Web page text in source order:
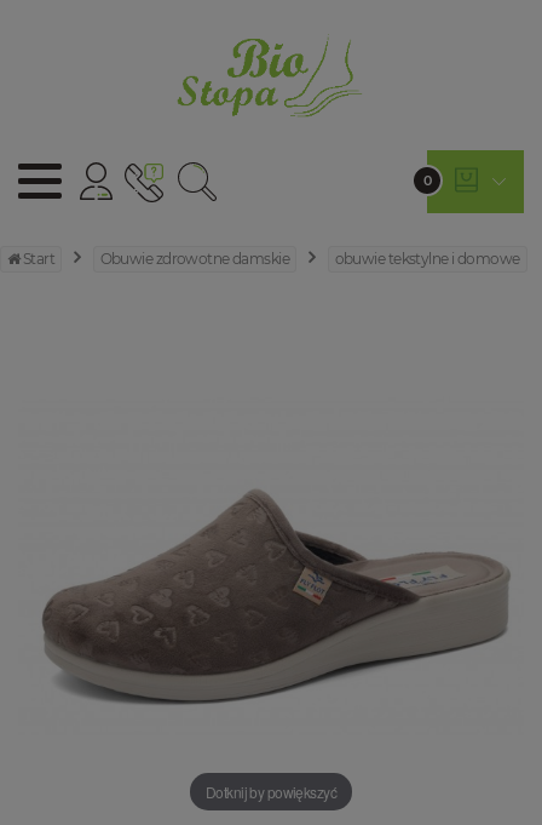
0
Start Obuwie zdrowotne damskie obuwie tekstylne i domowe
Dotknij by powiększyć